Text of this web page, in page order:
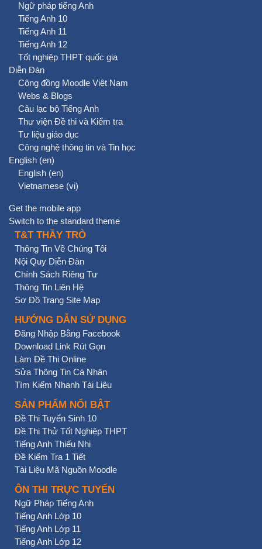
Ngữ pháp tiếng Anh
Tiếng Anh 10
Tiếng Anh 11
Tiếng Anh 12
Tốt nghiệp THPT quốc gia
Diễn Đàn
Cộng đồng Moodle Việt Nam
Webs & Blogs
Câu lạc bộ Tiếng Anh
Thư viện Đề thi và Kiểm tra
Tư liệu giáo dục
Công nghệ thông tin và Tin học
English ‎(en)‎
English ‎(en)‎
Vietnamese ‎(vi)‎
Get the mobile app
Switch to the standard theme
T&T THẦY TRÒ
Thông Tin Về Chúng Tôi
Nội Quy Diễn Đàn
Chính Sách Riêng Tư
Thông Tin Liên Hệ
Sơ Đồ Trang Site Map
HƯỚNG DẪN SỬ DỤNG
Đăng Nhập Bằng Facebook
Download Link Rút Gọn
Làm Đề Thi Online
Sửa Thông Tin Cá Nhân
Tìm Kiếm Nhanh Tài Liệu
SẢN PHẨM NỔI BẬT
Đề Thi Tuyển Sinh 10
Đề Thi Thử Tốt Nghiệp THPT
Tiếng Anh Thiếu Nhi
Đề Kiểm Tra 1 Tiết
Tài Liệu Mã Nguồn Moodle
ÔN THI TRỰC TUYẾN
Ngữ Pháp Tiếng Anh
Tiếng Anh Lớp 10
Tiếng Anh Lớp 11
Tiếng Anh Lớp 12